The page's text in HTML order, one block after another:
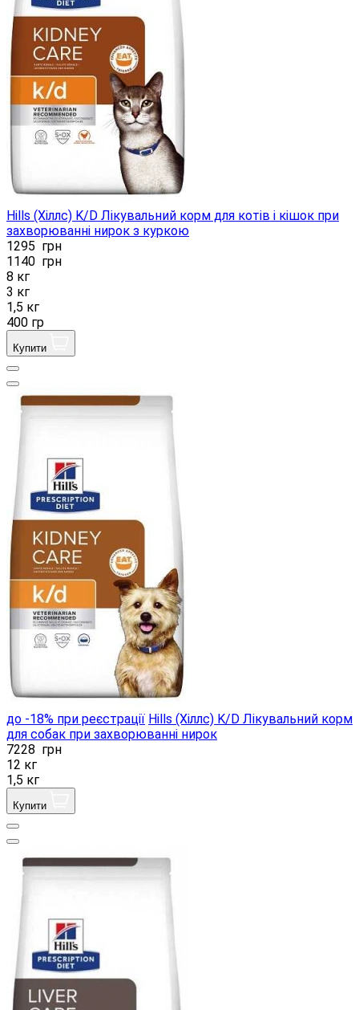
Hills (Хіллс) K/D Лікувальний корм для котів і кішок при
захворюванні нирок з куркою
1295 грн
1140 грн
8 кг
3 кг
1,5 кг
400 гр
Купити
до -18% при реєстрації Hills (Хіллс) K/D Лікувальний корм
для собак при захворюванні нирок
7228 грн
12 кг
1,5 кг
Купити